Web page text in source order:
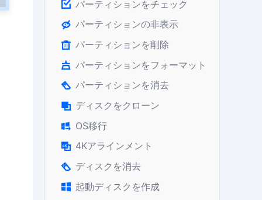
 パーティションをチェック
 パーティションの非表示
 パーティションを削除
 パーティションをフォーマット
 パーティションを消去
 ディスクをクローン
 OS移行
 4Kアラインメント
 ディスクを消去
 起動ディスクを作成